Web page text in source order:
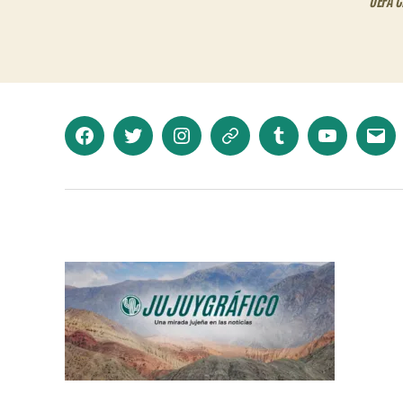
FacebookTwitter InstagramTelegramTumblr YouTube